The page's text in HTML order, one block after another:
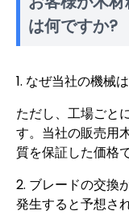
は何ですか?
1. なぜ当社の機械
ただし、工場ごと
す。当社の販売用
質を保証した価格
2. ブレードの交換
発生すると予想さ